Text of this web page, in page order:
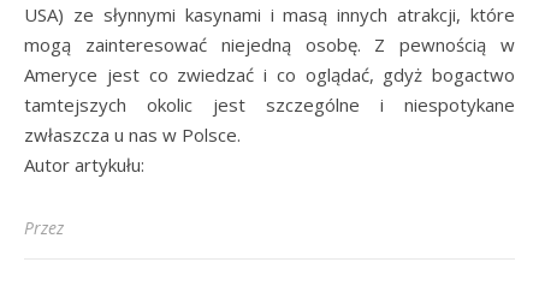
USA) ze słynnymi kasynami i masą innych atrakcji, które
mogą zainteresować niejedną osobę. Z pewnością w
Ameryce jest co zwiedzać i co oglądać, gdyż bogactwo
tamtejszych okolic jest szczególne i niespotykane
zwłaszcza u nas w Polsce.
Autor artykułu:
Przez